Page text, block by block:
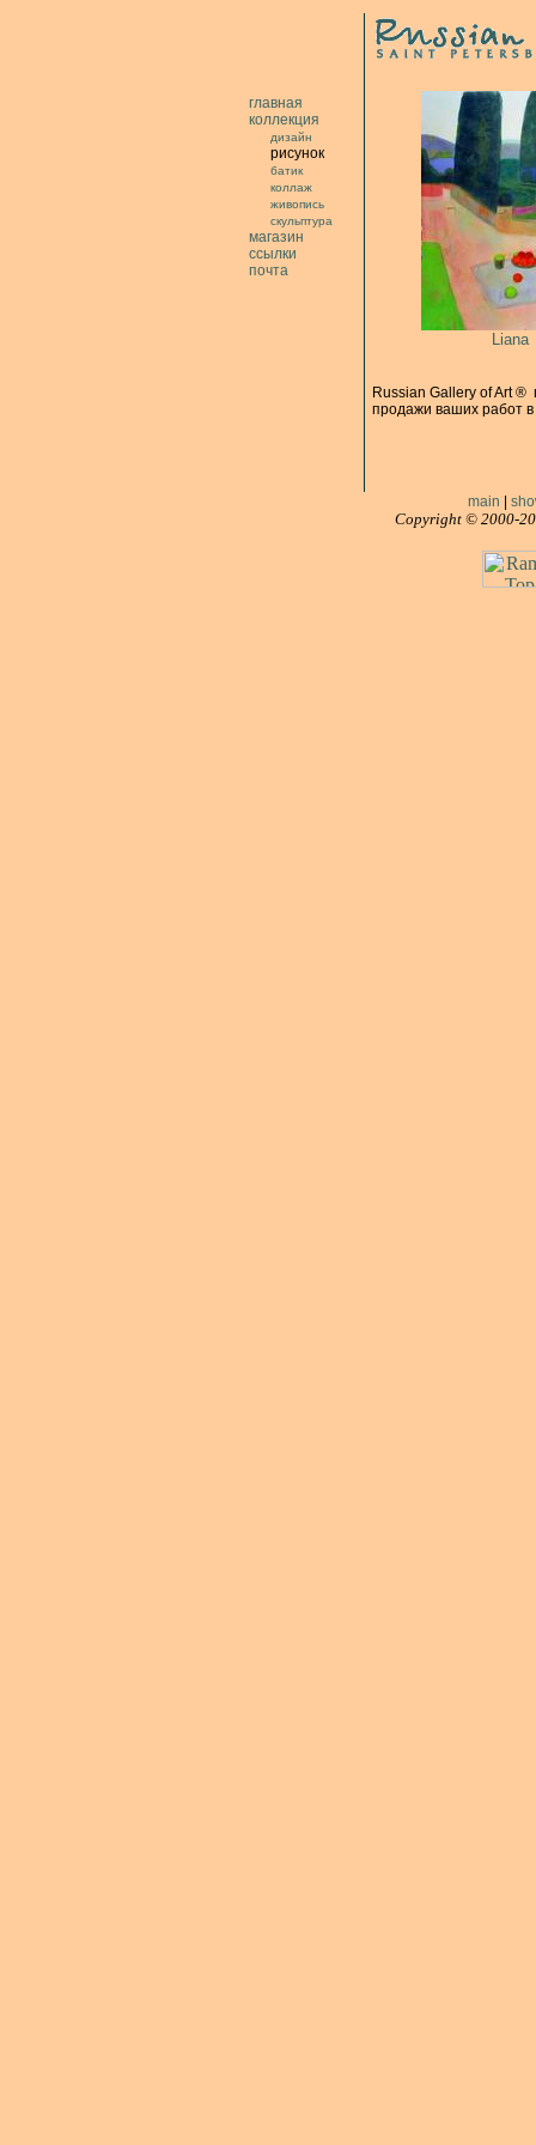
главная
коллекция
дизайн
рисунок
батик
коллаж
живопись
скульптура
магазин
cсылки
почта
Liana
Russian Gallery of Art ®
продажи ваших работ
main
Copyright © 2000-